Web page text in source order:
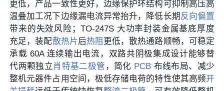
更低，产品一致性更好，边缘保护环结构可抑制高压高
温叠加工况下边缘漏电流异常抬升，降低长期 反向偏置
带来的失效风险；TO-247S 大功率封装金属基底厚度
充足，装配散热片后热阻 更低，散热通路顺畅，可稳定
承载 60A 连续输出电流，双路共阴极集成设计能够替
代两颗独立 肖特基二极管 ，简化 PCB 布线布局、减少
整机元器件占用空间，极低存储电荷的特性使其高频开